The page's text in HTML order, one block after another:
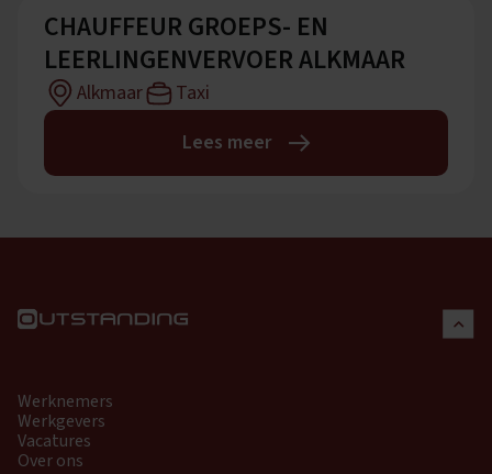
CHAUFFEUR GROEPS- EN
LEERLINGENVERVOER ALKMAAR
Alkmaar
Taxi
Lees meer
Werknemers
Werkgevers
Vacatures
Over ons